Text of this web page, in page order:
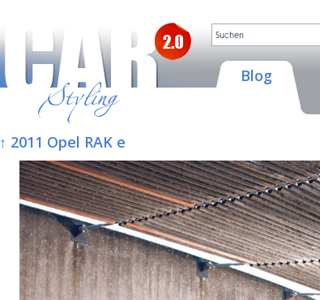
Blog
↑ 2011 Opel RAK e